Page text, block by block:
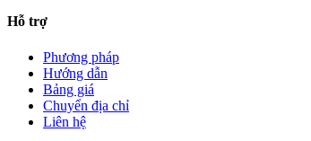
Hỗ trợ
Phương pháp
Hướng dẫn
Bảng giá
Chuyển địa chỉ
Liên hệ